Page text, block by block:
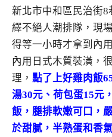
新北市中和區民治街
繹不絕人潮排隊，現
得等一小時才拿到內
內用日式木質裝潢，
理， 點了上好雞肉飯
湯30元、荷包蛋15元
飯，腿排軟嫩可口，
於甜膩，半熟蛋和香